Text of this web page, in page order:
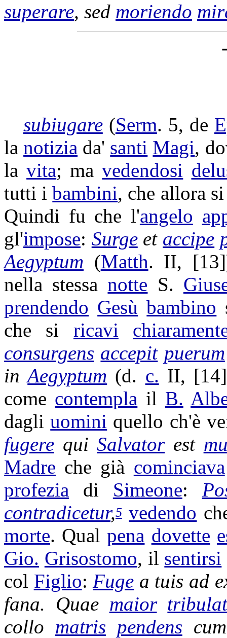
superare, sed moriendo
subiugare(Serm. 5, de
lanotizia da' santi Magi,
lavita; mavedendosi
tutti ibambini, che allora
Quindi fu che l'angelo
gl'impose: Surgeet accipe
Aegyptum (Matth. II,
nella stessanotte S.
prendendo Gesù bambino
che si ricavi
consurgens accepit puerum
inAegyptum (d. c. II,
come contempla il B.
dagliuomini quello ch'è
fugere quiSalvatorest
Madre che già cominciava
profezia di Simeone:
contradicetur,5 vedendo
morte. Qualpena dovette
Gio. Grisostomo, il sentirsi
col Figlio:Fuge a tuis ad
fana. Quae maior
collo matris pendens